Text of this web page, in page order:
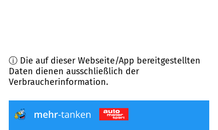
ⓘ Die auf dieser Webseite/App bereitgestellten
Daten dienen ausschließlich der
Verbraucherinformation.